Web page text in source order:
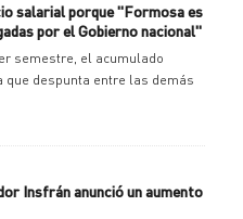
salarial porque "Formosa es
por el Gobierno nacional"
semestre, el acumulado
que despunta entre las demás
Insfrán anunció un aumento